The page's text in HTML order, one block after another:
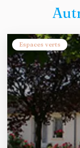
Espaces verts